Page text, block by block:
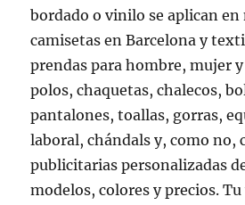
bordado o vinilo se aplican
camisetas en Barcelona y
prendas para hombre, mujer
polos, chaquetas, chalecos,
pantalones, toallas, gorras,
laboral, chándals y, como no,
publicitarias personalizadas
modelos, colores y precios. Tu